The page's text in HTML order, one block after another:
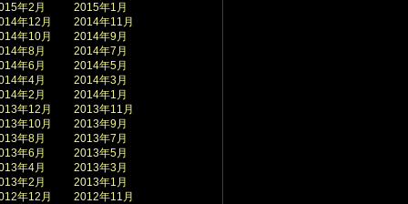
年2月
2015年1月
年12月
2014年11月
年10月
2014年9月
年8月
2014年7月
年6月
2014年5月
年4月
2014年3月
年2月
2014年1月
年12月
2013年11月
年10月
2013年9月
年8月
2013年7月
年6月
2013年5月
年4月
2013年3月
年2月
2013年1月
年12月
2012年11月